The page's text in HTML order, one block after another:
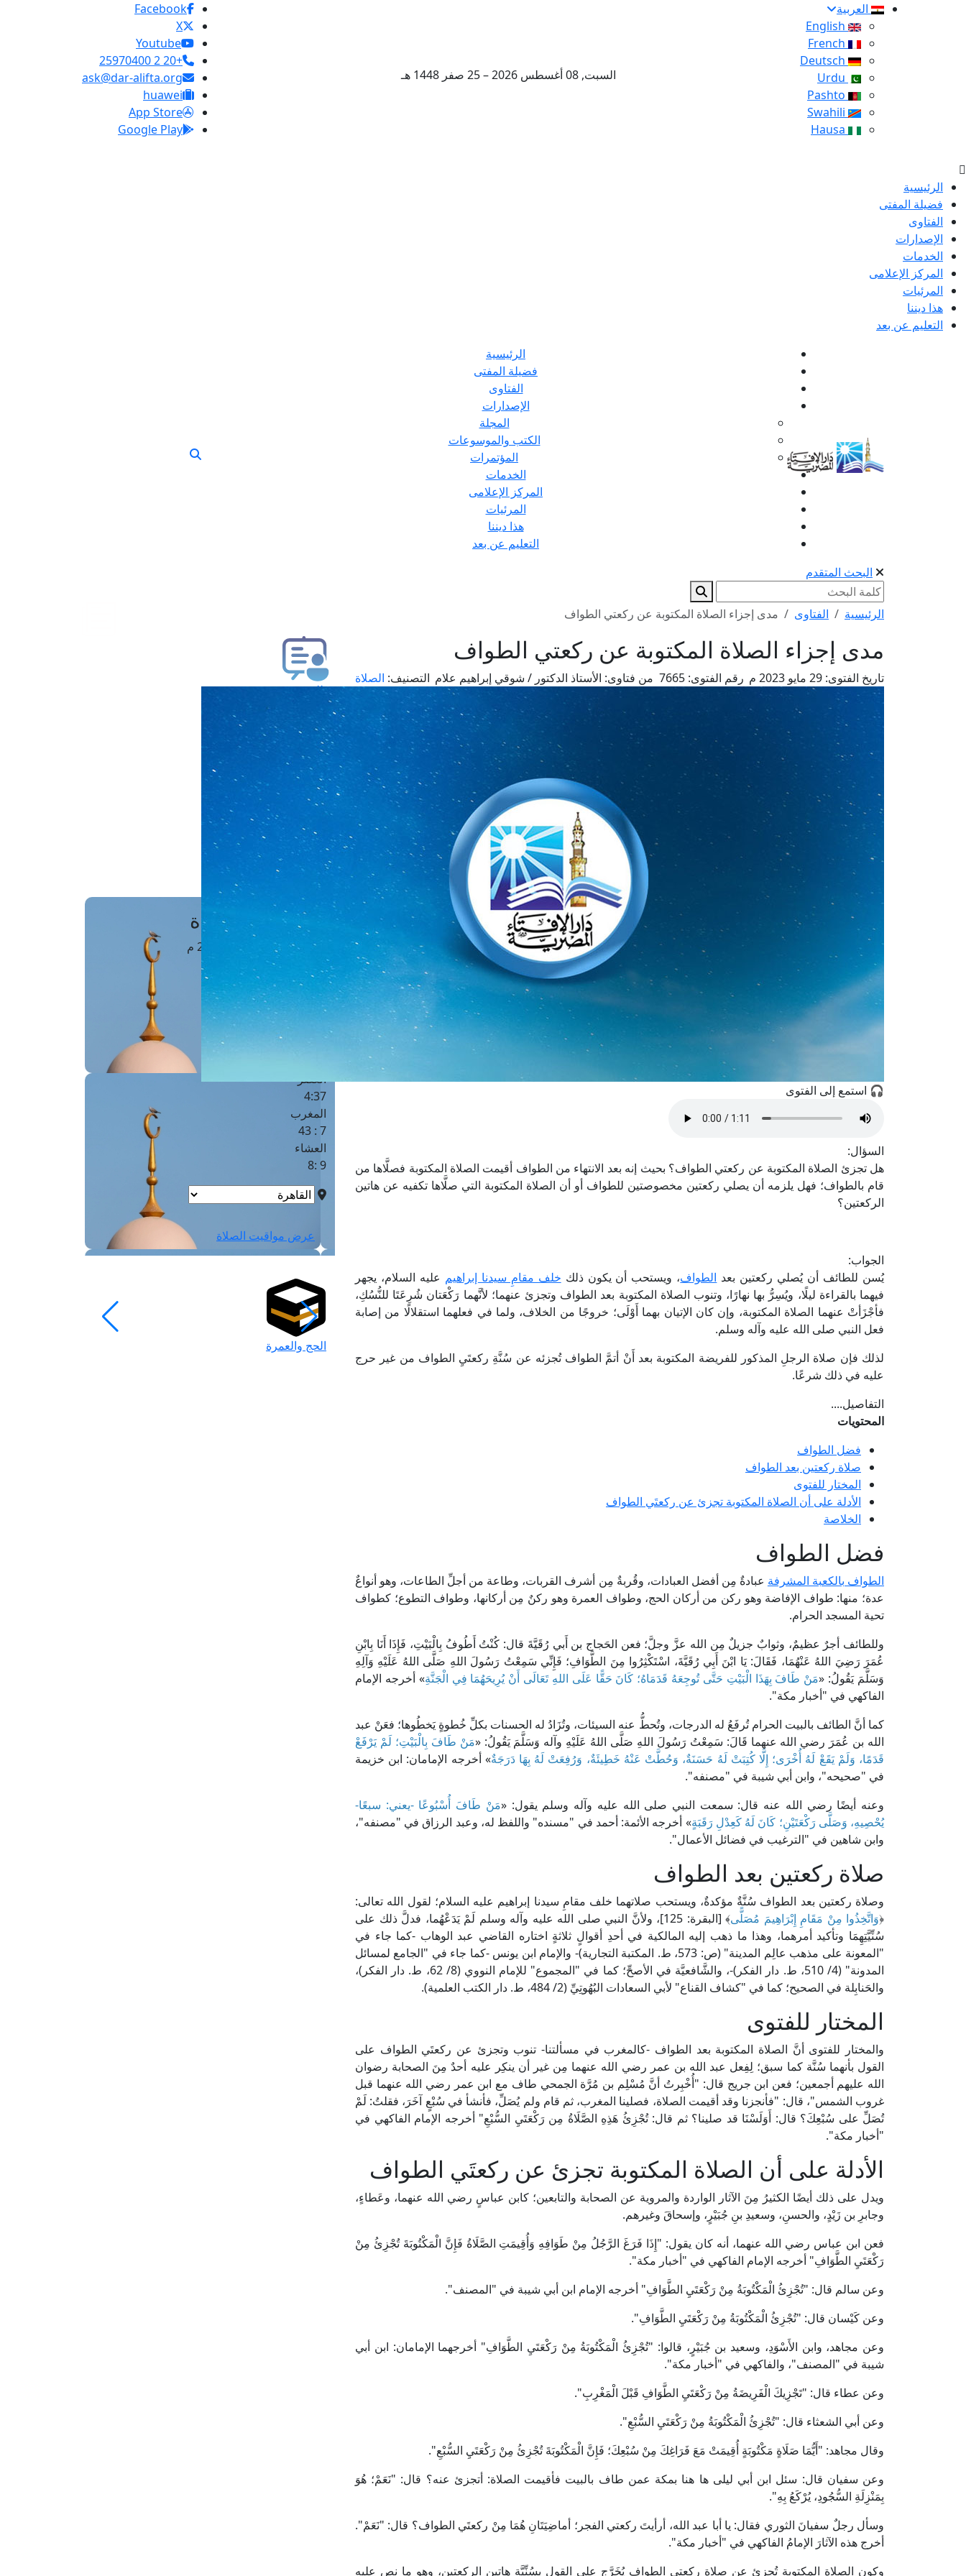
العربية
السبت, 08 أغسطس 2026 – 25 صفر 1448 هـ
Facebook
X
Youtube
+20 2 25970400
ask@dar-alifta.org
huawei
App Store
Google Play
الرئيسية
فضيلة المفتى
الفتاوى
الإصدارات
الخدمات
المركز الإعلامى
المرئيات
هذا ديننا
التعليم عن بعد
الرئيسية
فضيلة المفتى
الفتاوى
الإصدارات
المجلة
الكتب والموسوعات
المؤتمرات
الخدمات
المركز الإعلامى
المرئيات
هذا ديننا
التعليم عن بعد
البحث المتقدم
الرئيسية الفتاوى مدى إجزاء الصلاة المكتوبة عن ركعتي الطواف
مدى إجزاء الصلاة المكتوبة عن ركعتي الطواف
تاريخ الفتوى: رقم الفتوى: 7665 من فتاوى: الأستاذ الدكتور / شوقي إبراهيم علام التصنيف: الصلاة
🎧 استمع إلى الفتوى
السؤال:
هل تجزئ الصلاة المكتوبة عن ركعتي الطواف؟ بحيث إنه بعد الانتهاء من الطواف أقيمت الصلاة المكتوبة فصلَّاها من
قام بالطواف؛ فهل يلزمه أن يصلي ركعتين مخصوصتين للطواف أو أن الصلاة المكتوبة التي صلَّاها تكفيه عن هاتين
الركعتين؟
الجواب:
يُسن للطائف أن يُصلي ركعتين بعد الطواف، ويستحب أن يكون ذلك خلف مقامِ سيدنا إبراهيم عليه السلام، يجهر
فيهما بالقراءة ليلًا، ويُسِرُّ بها نهارًا، وتنوب الصلاة المكتوبة بعد الطواف وتجزئ عنهما؛ لأنَّهما رَكْعَتان شُرِعَتَا للنُّسُكِ،
فأجْزَأتْ عنهما الصلاة المكتوبة، وإن كان الإتيان بهما أَوْلَى؛ خروجًا من الخلاف، ولما في فعلهما استقلالًا من إصابة
فعل النبي صلى الله عليه وآله وسلم.
لذلك فإن صلاة الرجلِ المذكور للفريضة المكتوبة بعد أَنْ أتمَّ الطواف تُجزئه عن سُنَّةِ ركعتَيِ الطواف من غير حرج
عليه في ذلك شرعًا.
التفاصيل....
المحتويات
فضل الطواف
صلاة ركعتين بعد الطواف
المختار للفتوى
الأدلة على أن الصلاة المكتوبة تجزئ عن ركعتَي الطواف
الخلاصة
فضل الطواف
الطواف بالكعبة المشرفة عبادةٌ مِن أفضل العبادات، وقُربةٌ مِن أشرف القربات، وطاعة من أجلِّ الطاعات، وهو أنواعٌ
عدة؛ منها: طواف الإفاضة وهو ركن من أركان الحج، وطواف العمرة وهو ركنٌ مِن أركانها، وطواف التطوع؛ كطواف
تحية المسجد الحرام.
وللطائف أجرٌ عظيمٌ، وثوابٌ جزيلٌ مِن الله عزَّ وجلَّ؛ فعن الحَجاج بن أَبي رُقَيَّةَ قال: كُنْتُ أَطُوفُ بِالْبَيْتِ، فَإِذَا أَنَا بِابْنِ
عُمَرَ رَضِيَ اللهُ عَنْهُمَا، فَقَالَ: يَا ابْنَ أَبِي رُقَيَّةَ، اسْتَكْثِرُوا مِنَ الطَّوَافِ؛ فَإِنِّي سَمِعْتُ رَسُولَ اللهِ صَلَّى اللهُ عَلَيْهِ وَآلِهِ
وَسَلَّمَ يَقُولُ: «مَنْ طَافَ بِهَذَا الْبَيْتِ حَتَّى تُوجِعَهُ قَدَمَاهُ؛ كَانَ حَقًّا عَلَى اللهِ تَعَالَى أَنْ يُرِيحَهُمَا فِي الْجَنَّةِ» أخرجه الإمام
الفاكهي في "أخبار مكة".
كما أنَّ الطائف بالبيت الحرام تُرفَعُ له الدرجات، وتُحطُّ عنه السيئات، وتُزَادُ له الحسنات بكلِّ خُطوةٍ يَخطُوها؛ فعَنْ عبد
الله بن عُمَرَ رضي الله عنهما قَالَ: سَمِعْتُ رَسُولَ اللهِ صَلَّى اللهُ عَلَيْهِ وآله وَسَلَّمَ يَقُولُ: «مَنْ طَافَ بِالْبَيْتِ؛ لَمْ يَرْفَعْ
قَدَمًا، وَلَمْ يَقَعْ لَهُ أُخْرَى؛ إِلَّا كُتِبَتْ لَهُ حَسَنَةٌ، وَحُطَّتْ عَنْهُ خَطِيئَةٌ، وَرُفِعَتْ لَهُ بِهَا دَرَجَةٌ» أخرجه الإمامان: ابن خزيمة
في "صحيحه"، وابن أبي شيبة في "مصنفه".
وعنه أيضًا رضي الله عنه قال: سمعت النبي صلى الله عليه وآله وسلم يقول: «مَنْ طَافَ أُسْبُوعًا -يعني: سبعًا-
يُحْصِيهِ، وَصَلَّى رَكْعَتَيْنِ؛ كَانَ لَهُ كَعِدْلِ رَقَبَةٍ» أخرجه الأئمة: أحمد في "مسنده" واللفظ له، وعبد الرزاق في "مصنفه"،
وابن شاهين في "الترغيب في فضائل الأعمال".
صلاة ركعتين بعد الطواف
وصلاة ركعتين بعد الطواف سُنَّةٌ مؤكدةٌ، ويستحب صلاتهما خلف مقامِ سيدنا إبراهيم عليه السلام؛ لقول الله تعالى:
﴿وَاتَّخِذُوا مِنْ مَقَامِ إِبْرَاهِيمَ مُصَلًّى
﴾ [البقرة: 125]، ولأنَّ النبي صلى الله عليه وآله وسلم لَمْ يَدَعْهُما، فدلَّ ذلك على
سُنِّيَّتِهِمَا وتأكيد أمرهما، وهذا ما ذهب إليه المالكية في أحدِ أقوالٍ ثلاثةٍ اختاره القاضي عبد الوهاب -كما جاء في
"المعونة على مذهب عالِم المدينة" (ص: 573، ط. المكتبة التجارية)- والإمام ابن يونس -كما جاء في "الجامع لمسائل
المدونة" (4/ 510، ط. دار الفكر)-، والشَّافعيَّة في الأصحِّ؛ كما في "المجموع" للإمام النووي (8/ 62، ط. دار الفكر)،
والحَنابِلة في الصحيح؛ كما في "كشاف القناع" لأبي السعادات البُهُوتِيِّ (2/ 484، ط. دار الكتب العلمية).
المختار للفتوى
والمختار للفتوى أنَّ الصلاة المكتوبة بعد الطواف -كالمغرب في مسألتنا- تنوب وتجزئ عن ركعتَي الطواف على
القول بأنهما سُنَّة كما سبق؛ لِفِعل عبد الله بن عمر رضي الله عنهما مِن غير أن ينكِر عليه أحدٌ مِنَ الصحابة رضوان
الله عليهم أجمعين؛ فعن ابن جريج قال: "أُخْبِرتُ أنَّ مُسْلِم بن مُرَّة الجمحي طاف مع ابن عمر رضي الله عنهما قبل
غروب الشمس"، قال: "فأنجزنا وقد أقيمت الصلاة، فصلينا المغرب، ثم قام ولم يُصَلِّ، فأنشأ في سُبْعٍ آخَرَ، فقلتُ: لَمْ
تُصَلِّ على سُبْعِكَ؟ قال: أَوَلَسْنَا قد صلينا؟ ثم قال: تُجْزِئُ هَذِهِ الصَّلَاةُ مِن رَكْعَتَيِ السُّبْعِ" أخرجه الإمام الفاكهي في
"أخبار مكة".
الأدلة على أن الصلاة المكتوبة تجزئ عن ركعتَي الطواف
ويدل على ذلك أيضًا الكثيرُ مِنَ الآثار الواردة والمروية عن الصحابة والتابعين؛ كابن عباسٍ رضي الله عنهما، وعَطاءٍ،
وجابرِ بن زَيْدٍ، والحسنِ، وسعيدِ بنِ جُبَيْرٍ، وإسحاقَ وغيرهم.
فعن ابن عباس رضي الله عنهما، أنه كان يقول: "إِذَا فَرَغَ الرَّجُلُ مِنْ طَوَافِهِ وَأُقِيمَتِ الصَّلَاةُ فَإِنَّ الْمَكْتُوبَةَ تُجْزِئُ مِنْ
رَكْعَتَيِ الطَّوَافِ" أخرجه الإمام الفاكهي في "أخبار مكة".
وعن سالم قال: "تُجْزِئُ الْمَكْتُوبَةُ مِنْ رَكْعَتَيِ الطَّوَافِ" أخرجه الإمام ابن أبي شيبة في "المصنف".
وعن كَيْسان قال: "تُجْزِئُ الْمَكْتُوبَةُ مِنْ رَكْعَتَيِ الطَّوَافِ".
وعن مجاهد، وابن الأَسْوَدِ، وسعيد بن جُبَيْرٍ، قالوا: "تُجْزِئُ الْمَكْتُوبَةُ مِنْ رَكْعَتَيِ الطَّوَافِ" أخرجهما الإمامان: ابن أبي
شيبة في "المصنف"، والفاكهي في "أخبار مكة".
وعن عطاء قال: "تَجْزِيكَ الْفَرِيضَةُ مِنْ رَكْعَتَيِ الطَّوَافِ قَبْلَ الْمَغْرِبِ".
وعن أبي الشعثاء قال: "تُجْزِئُ الْمَكْتُوبَةُ مِنْ رَكْعَتَيِ السُّبْعِ".
وقال مجاهد: "أَيُّمَا صَلَاةٍ مَكْتُوبَةٍ أُقِيمَتْ مَعَ فَرَاغِكَ مِنْ سُبْعِكَ؛ فَإِنَّ الْمَكْتُوبَةَ تُجْزِئُ مِنْ رَكْعَتَيِ السُّبْعِ".
وعن سفيان قال: سئل ابن أبي ليلى ها هنا بمكة عمن طاف بالبيت فأقيمت الصلاة: أتجزئ عنه؟ قال: "نَعَمْ؛ هُوَ
بِمَنْزِلَةِ السُّجُودِ، يُرْكَعُ بِهِ".
وسأل رجلٌ سفيانَ الثوري فقال: يا أبا عبد الله، أرأيتَ ركعتي الفجر؛ أماضِيَتَانِ هُمَا مِنْ ركعتَي الطواف؟ قال: "نَعَمْ".
أخرج هذه الآثارَ الإمامُ الفاكهي في "أخبار مكة".
وكون الصلاة المكتوبة تُجزئ عن صلاة ركعتي الطواف يُخَرَّج على القول بسُنِّيَّة هاتين الركعتين، وهو ما نص عليه
طلب فتوى
استعلام عن فتوى
حجز موعد
الفتوى الهاتفية
مَواقِيتُ الصَّـــلاة
القاهرة · 08 أغسطس 2026 م
الفجر
4 :42
الشروق
العصر
4:37
المغرب
7 : 43
العشاء
9 :8
عرض مواقيت الصلاة
الحج والعمرة